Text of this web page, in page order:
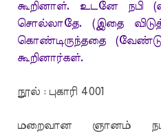
கூறினாள். உடனே நபி
சொல்லாதே. (இதை
கொண்டிருந்ததை
கூறினார்கள்.
நூல் : புகாரி 4001
மறைவான ஞானம்